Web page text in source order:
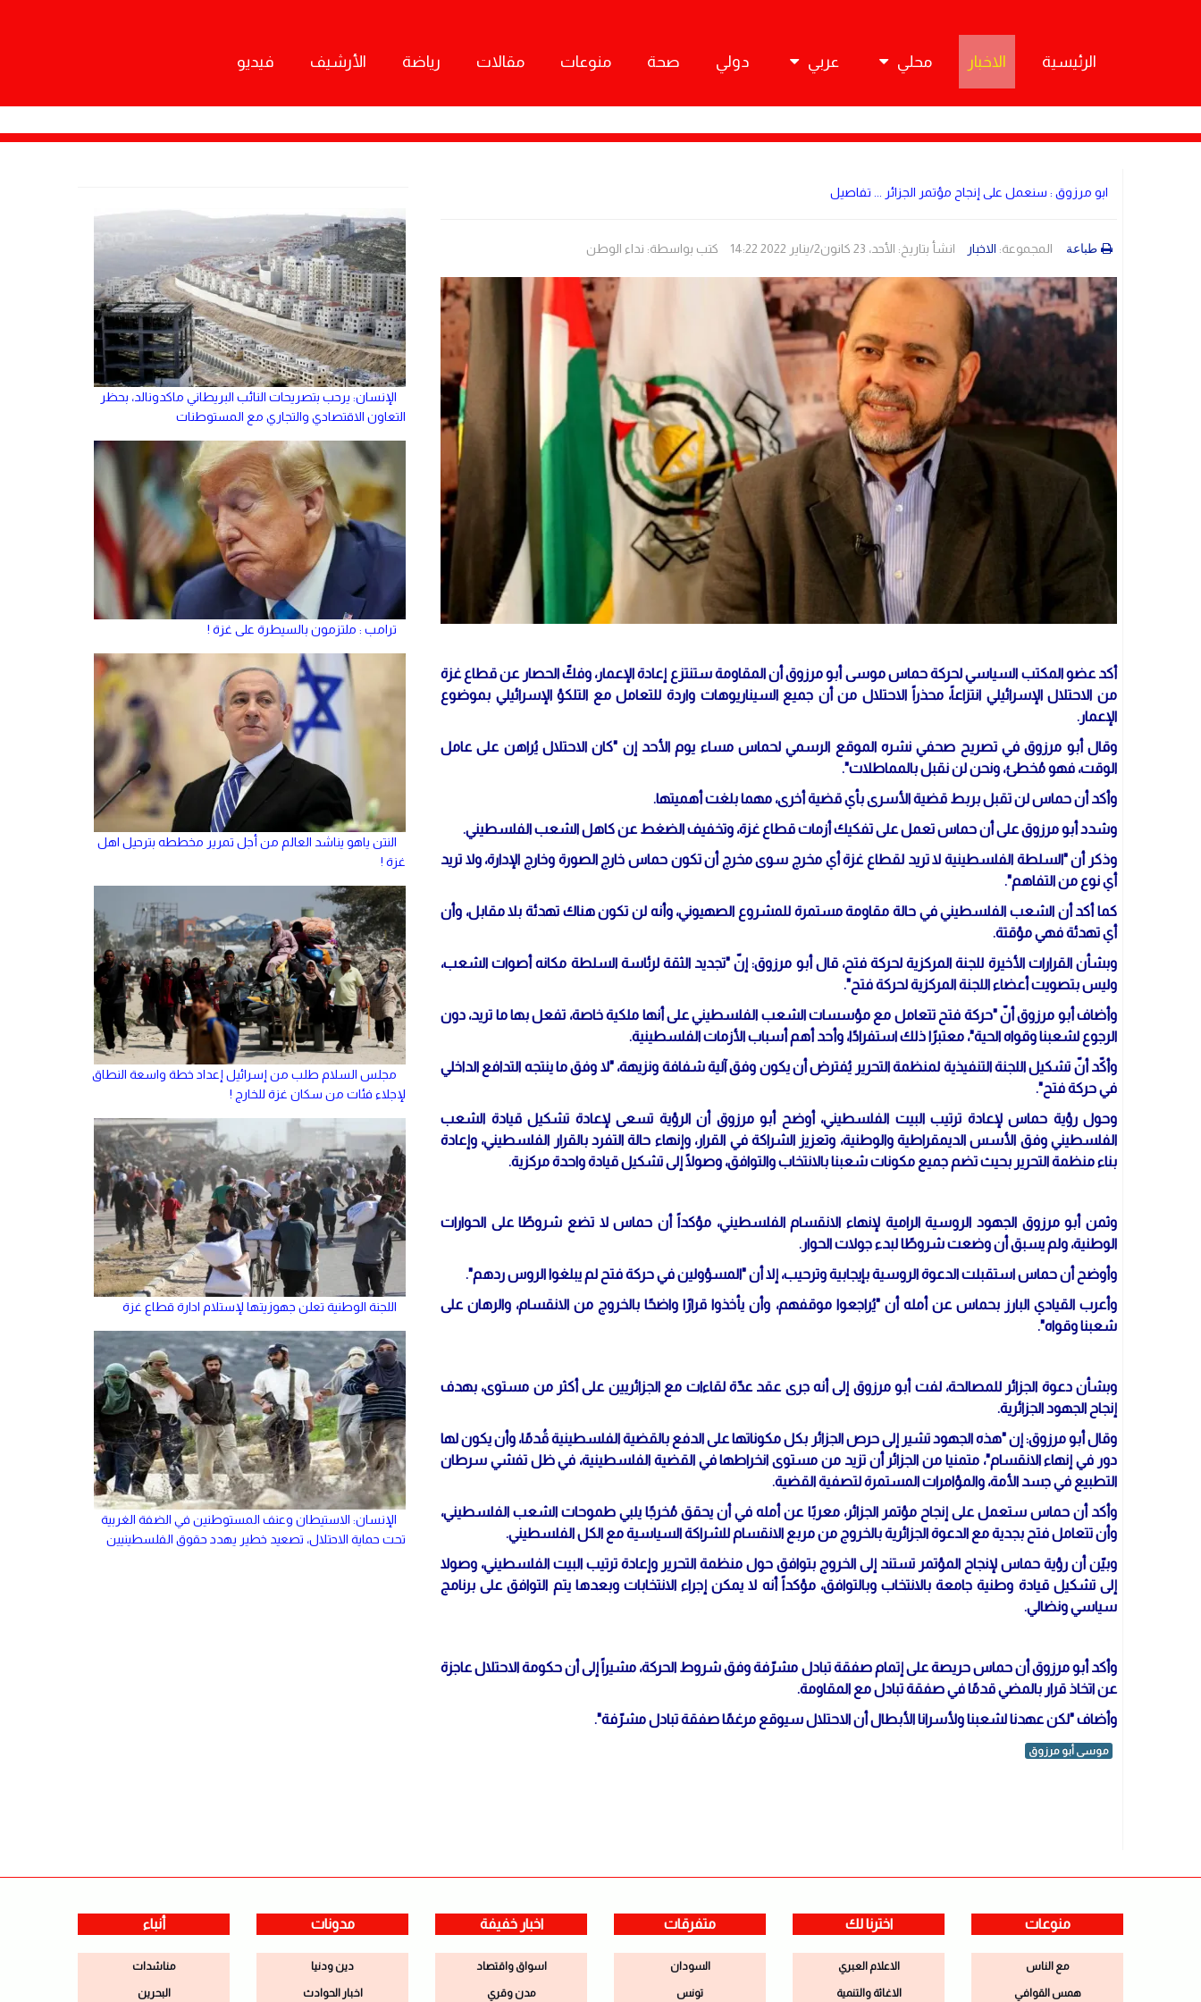
الرئيسية الاخبار محلي عربي دولي صحة منوعات مقالات رياضة الأرشيف فيديو
ابو مرزوق : سنعمل على إنجاح مؤتمر الجزائر ... تفاصيل
المجموعة: الاخبار انشأ بتاريخ: الأحد، 23 كانون2/يناير 2022 14:22 كتب بواسطة: نداء الوطن طباعة
أكد عضو المكتب السياسي لحركة حماس موسى أبو مرزوق أن المقاومة ستنتزع إعادة الإعمار، وفكّ الحصار عن قطاع غزة
من الاحتلال الإسرائيلي انتزاعاً، محذراً الاحتلال من أن جميع السيناريوهات واردة للتعامل مع التلكؤ الإسرائيلي بموضوع
الإعمار.
وقال أبو مرزوق في تصريح صحفي نشره الموقع الرسمي لحماس مساء يوم الأحد إن "كان الاحتلال يُراهن على عامل
الوقت، فهو مُخطئ، ونحن لن نقبل بالمماطلات".
وأكد أن حماس لن تقبل بربط قضية الأسرى بأي قضية أخرى، مهما بلغت أهميتها.
وشدد أبو مرزوق على أن حماس تعمل على تفكيك أزمات قطاع غزة، وتخفيف الضغط عن كاهل الشعب الفلسطيني.
وذكر أن "السلطة الفلسطينية لا تريد لقطاع غزة أي مخرج سوى مخرج أن تكون حماس خارج الصورة وخارج الإدارة، ولا تريد
أي نوع من التفاهم".
كما أكد أن الشعب الفلسطيني في حالة مقاومة مستمرة للمشروع الصهيوني، وأنه لن تكون هناك تهدئة بلا مقابل، وأن
أي تهدئة فهي مؤقتة.
وبشأن القرارات الأخيرة للجنة المركزية لحركة فتح، قال أبو مرزوق: إنّ "تجديد الثقة لرئاسة السلطة مكانه أصوات الشعب،
وليس بتصويت أعضاء اللجنة المركزية لحركة فتح".
وأضاف أبو مرزوق أنّ "حركة فتح تتعامل مع مؤسسات الشعب الفلسطيني على أنها ملكية خاصة، تفعل بها ما تريد، دون
الرجوع لشعبنا وقواه الحية"، معتبرًا ذلك استفرادًا، وأحد أهم أسباب الأزمات الفلسطينية.
وأكّد أنّ تشكيل اللجنة التنفيذية لمنظمة التحرير يُفترض أن يكون وفق آلية شفافة ونزيهة، "لا وفق ما ينتجه التدافع الداخلي
في حركة فتح".
وحول رؤية حماس لإعادة ترتيب البيت الفلسطيني، أوضح أبو مرزوق أن الرؤية تسعى لإعادة تشكيل قيادة الشعب
الفلسطيني وفق الأسس الديمقراطية والوطنية، وتعزيز الشراكة في القرار، وإنهاء حالة التفرد بالقرار الفلسطيني، وإعادة
بناء منظمة التحرير بحيث تضم جميع مكونات شعبنا بالانتخاب والتوافق، وصولًا إلى تشكيل قيادة واحدة مركزية.
وثمن أبو مرزوق الجهود الروسية الرامية لإنهاء الانقسام الفلسطيني، مؤكداً أن حماس لا تضع شروطًا على الحوارات
الوطنية، ولم يسبق أن وضعت شروطًا لبدء جولات الحوار.
وأوضح أن حماس استقبلت الدعوة الروسية بإيجابية وترحيب، إلا أن "المسؤولين في حركة فتح لم يبلغوا الروس ردهم".
وأعرب القيادي البارز بحماس عن أمله أن "يُراجعوا موقفهم، وأن يأخذوا قرارًا واضحًا بالخروج من الانقسام، والرهان على
شعبنا وقواه".
وبشأن دعوة الجزائر للمصالحة، لفت أبو مرزوق إلى أنه جرى عقد عدّة لقاءات مع الجزائريين على أكثر من مستوى، بهدف
إنجاح الجهود الجزائرية.
وقال أبو مرزوق: إن "هذه الجهود تشير إلى حرص الجزائر بكل مكوناتها على الدفع بالقضية الفلسطينية قُدمًا، وأن يكون لها
دور في إنهاء الانقسام"، متمنيا من الجزائر أن تزيد من مستوى انخراطها في القضية الفلسطينية، في ظل تفشي سرطان
التطبيع في جسد الأمة، والمؤامرات المستمرة لتصفية القضية.
وأكد أن حماس ستعمل على إنجاح مؤتمر الجزائر، معربًا عن أمله في أن يحقق مُخرجًا يلبي طموحات الشعب الفلسطيني،
وأن تتعامل فتح بجدية مع الدعوة الجزائرية بالخروج من مربع الانقسام للشراكة السياسية مع الكل الفلسطيني.
وبيّن أن رؤية حماس لإنجاح المؤتمر تستند إلى الخروج بتوافق حول منظمة التحرير وإعادة ترتيب البيت الفلسطيني، وصولا
إلى تشكيل قيادة وطنية جامعة بالانتخاب وبالتوافق، مؤكداً أنه لا يمكن إجراء الانتخابات وبعدها يتم التوافق على برنامج
سياسي ونضالي.
وأكد أبو مرزوق أن حماس حريصة على إتمام صفقة تبادل مشرّفة وفق شروط الحركة، مشيراً إلى أن حكومة الاحتلال عاجزة
عن اتخاذ قرار بالمضي قدمًا في صفقة تبادل مع المقاومة.
وأضاف "لكن عهدنا لشعبنا ولأسرانا الأبطال أن الاحتلال سيوقع مرغمًا صفقة تبادل مشرّفة".
موسى أبو مرزوق
الإنسان: يرحب بتصريحات النائب البريطاني ماكدونالد، بحظر
التعاون الاقتصادي والتجاري مع المستوطنات
ترامب : ملتزمون بالسيطرة على غزة !
النتن ياهو يناشد العالم من أجل تمرير مخططه بترحيل اهل
غزة !
مجلس السلام طلب من إسرائيل إعداد خطة واسعة النطاق
لإجلاء فئات من سكان غزة للخارج !
اللجنة الوطنية تعلن جهوزيتها لإستلام ادارة قطاع غزة
الإنسان: الاستيطان وعنف المستوطنين في الضفة الغربية
تحت حماية الاحتلال، تصعيد خطير يهدد حقوق الفلسطينيين
منوعات
مع الناس
همس القوافي
اخترنا لك
الاعلام العبري
الاغاثة والتنمية
متفرقات
السودان
تونس
اخبار خفيفة
اسواق واقتصاد
مدن وقري
مدونات
دين ودنيا
اخبار الحوادث
أنباء
مناشدات
البحرين